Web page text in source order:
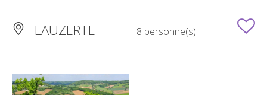
LAUZERTE 8 personne(s)